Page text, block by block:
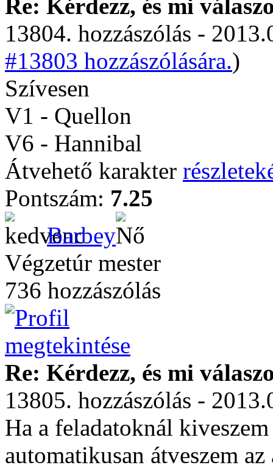
Re: Kérdezz, és mi
13804. hozzászólás -
#13803 hozzászólására.)
Szívesen
V1 - Quellon
V6 - Hannibal
Átvehető karakter
Pontszám: 7.25
Barbey
Végzetúr mester
736 hozzászólás
Re: Kérdezz, és mi
13805. hozzászólás -
Ha a feladatoknál
automatikusan átveszem